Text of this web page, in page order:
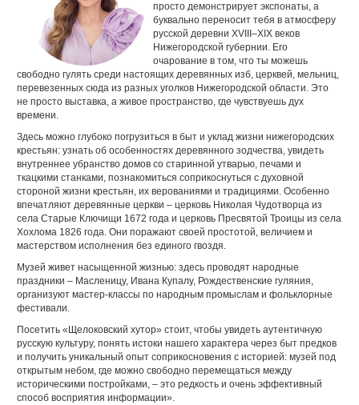
просто демонстрирует экспонаты, а
буквально переносит тебя в атмосферу
русской деревни XVIII–XIX веков
Нижегородской губернии. Его
очарование в том, что ты можешь
свободно гулять среди настоящих деревянных изб, церквей, мельниц,
перевезенных сюда из разных уголков Нижегородской области. Это
не просто выставка, а живое пространство, где чувствуешь дух
времени.
Здесь можно глубоко погрузиться в быт и уклад жизни нижегородских
крестьян: узнать об особенностях деревянного зодчества, увидеть
внутреннее убранство домов со старинной утварью, печами и
ткацкими станками, познакомиться соприкоснуться с духовной
стороной жизни крестьян, их верованиями и традициями. Особенно
впечатляют деревянные церкви – церковь Николая Чудотворца из
села Старые Ключищи 1672 года и церковь Пресвятой Троицы из села
Хохлома 1826 года. Они поражают своей простотой, величием и
мастерством исполнения без единого гвоздя.
Музей живет насыщенной жизнью: здесь проводят народные
праздники – Масленицу, Ивана Купалу, Рождественские гуляния,
организуют мастер-классы по народным промыслам и фольклорные
фестивали.
Посетить «Щелоковский хутор» стоит, чтобы увидеть аутентичную
русскую культуру, понять истоки нашего характера через быт предков
и получить уникальный опыт соприкосновения с историей: музей под
открытым небом, где можно свободно перемещаться между
историческими постройками, – это редкость и очень эффективный
способ восприятия информации».